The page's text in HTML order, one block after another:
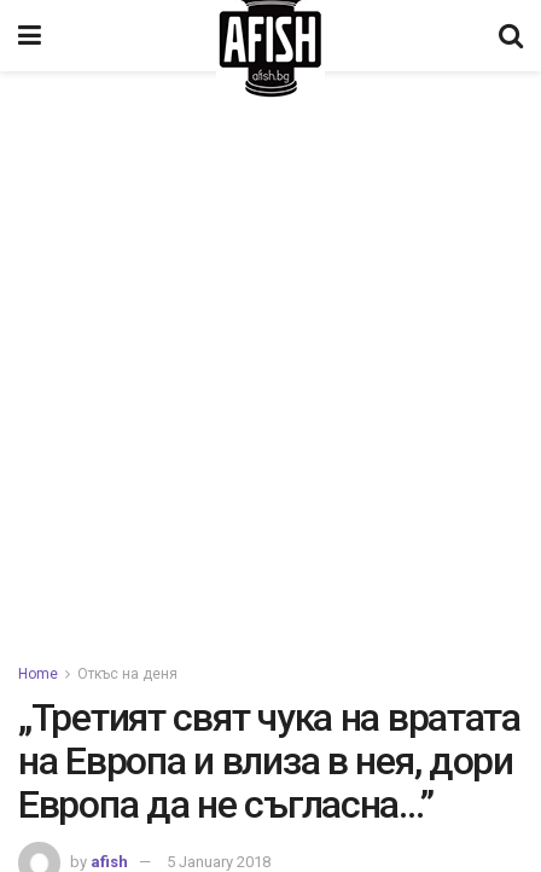
Home Откъс на деня
„Третият свят чука на вратата
на Европа и влиза в нея, дори
Европа да не съгласна…”
by afish 5 January 2018